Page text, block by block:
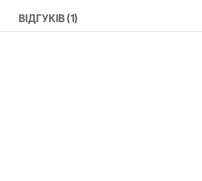
ВІДГУКІВ (1)